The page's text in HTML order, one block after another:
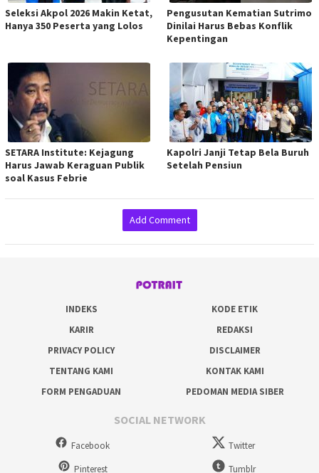
Seleksi Akpol 2026 Makin Ketat,
Hanya 350 Peserta yang Lolos
Pengusutan Kematian Sutrimo
Dinilai Harus Bebas Konflik
Kepentingan
SETARA Institute: Kejagung
Harus Jawab Keraguan Publik
soal Kasus Febrie
Kapolri Janji Tetap Bela Buruh
Setelah Pensiun
Add Comment
INDEKS
KODE ETIK
KARIR
REDAKSI
PRIVACY POLICY
DISCLAIMER
TENTANG KAMI
KONTAK KAMI
FORM PENGADUAN
PEDOMAN MEDIA SIBER
SOCIAL NETWORK
Facebook
Twitter
Pinterest
Tumblr